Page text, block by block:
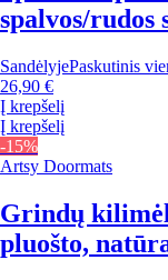
spalvos/rudos
SandėlyjePaskutinis
26,90 €
Į krepšelį
Į krepšelį
-15%
Artsy Doormats
Grindų
pluošto,